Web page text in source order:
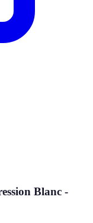
Blanc -